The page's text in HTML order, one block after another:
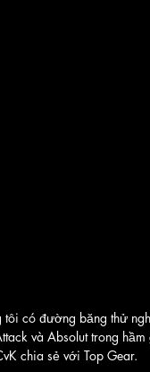
tôi có đường băng thử
và Absolut trong
chia sẻ với Top Gear.